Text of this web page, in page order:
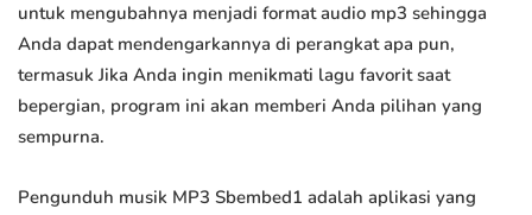
untuk mengubahnya menjadi format audio mp3 sehingga
Anda dapat mendengarkannya di perangkat apa pun,
termasuk Jika Anda ingin menikmati lagu favorit saat
bepergian, program ini akan memberi Anda pilihan yang
sempurna.
Pengunduh musik MP3 Sbembed1 adalah aplikasi yang